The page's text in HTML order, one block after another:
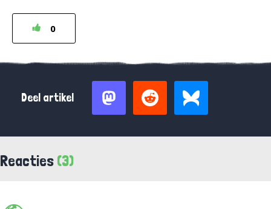
0
Deel artikel
Reacties (3)